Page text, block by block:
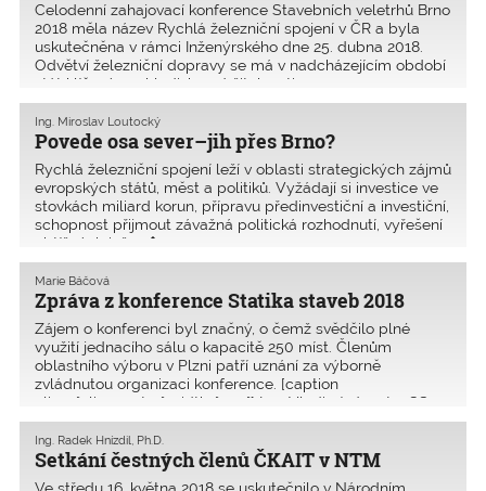
Celodenní zahajovací konference Stavebních veletrhů Brno
2018 měla název Rychlá železniční spojení v ČR a byla
uskutečněna v rámci Inženýrského dne 25. dubna 2018.
Odvětví železniční dopravy se má v nadcházejícím období
stát klíčovým z hlediska udržitelnosti ro
Povede osa sever–jih přes Brno?
Ing. Miroslav Loutocký
Rychlá železniční spojení leží v oblasti strategických zájmů
evropských států, měst a politiků. Vyžádají si investice ve
stovkách miliard korun, přípravu předinvestiční a investiční,
schopnost přijmout závažná politická rozhodnutí, vyřešení
obtížných inžen�
Zpráva z konference Statika staveb 2018
Marie Báčová
Zájem o konferenci byl značný, o čemž svědčilo plné
využití jednacího sálu o kapacitě 250 míst. Členům
oblastního výboru v Plzni patří uznání za výborně
zvládnutou organizaci konference. [caption
align="aligncenter" width="300"] Ing. Vladimír Janata, CSc.,
přednáš�
Setkání čestných členů ČKAIT v NTM
Ing. Radek Hnízdil, Ph.D.